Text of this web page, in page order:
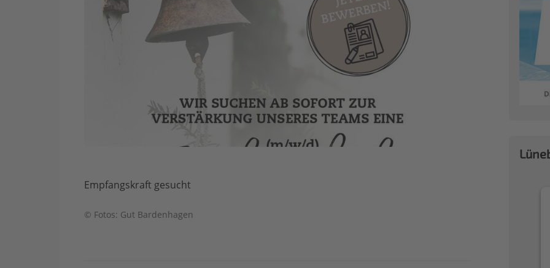
Empfangskraft gesucht
© Fotos: Gut Bardenhagen